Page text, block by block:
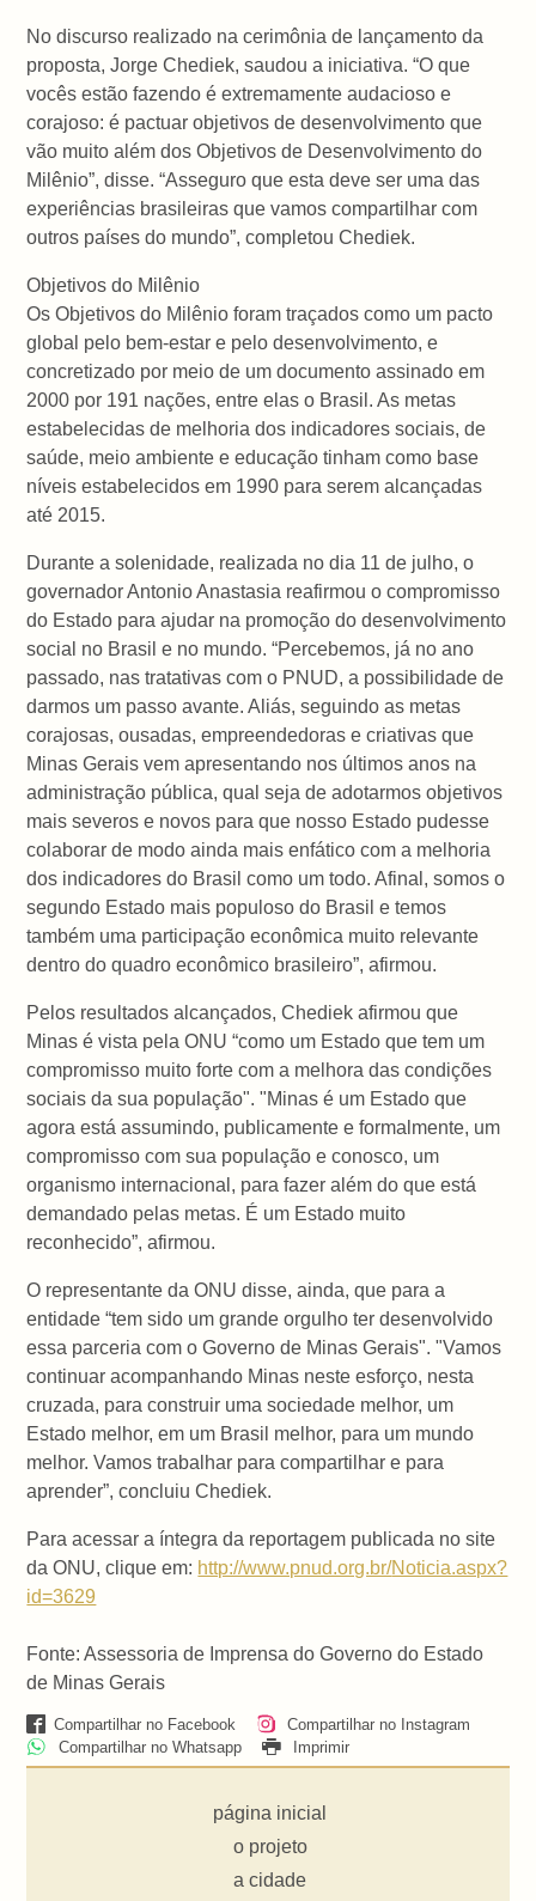
No discurso realizado na cerimônia de lançamento da
proposta, Jorge Chediek, saudou a iniciativa. “O que
vocês estão fazendo é extremamente audacioso e
corajoso: é pactuar objetivos de desenvolvimento que
vão muito além dos Objetivos de Desenvolvimento do
Milênio”, disse. “Asseguro que esta deve ser uma das
experiências brasileiras que vamos compartilhar com
outros países do mundo”, completou Chediek.
Objetivos do Milênio
Os Objetivos do Milênio foram traçados como um pacto
global pelo bem-estar e pelo desenvolvimento, e
concretizado por meio de um documento assinado em
2000 por 191 nações, entre elas o Brasil. As metas
estabelecidas de melhoria dos indicadores sociais, de
saúde, meio ambiente e educação tinham como base
níveis estabelecidos em 1990 para serem alcançadas
até 2015.
Durante a solenidade, realizada no dia 11 de julho, o
governador Antonio Anastasia reafirmou o compromisso
do Estado para ajudar na promoção do desenvolvimento
social no Brasil e no mundo. “Percebemos, já no ano
passado, nas tratativas com o PNUD, a possibilidade de
darmos um passo avante. Aliás, seguindo as metas
corajosas, ousadas, empreendedoras e criativas que
Minas Gerais vem apresentando nos últimos anos na
administração pública, qual seja de adotarmos objetivos
mais severos e novos para que nosso Estado pudesse
colaborar de modo ainda mais enfático com a melhoria
dos indicadores do Brasil como um todo. Afinal, somos o
segundo Estado mais populoso do Brasil e temos
também uma participação econômica muito relevante
dentro do quadro econômico brasileiro”, afirmou.
Pelos resultados alcançados, Chediek afirmou que
Minas é vista pela ONU “como um Estado que tem um
compromisso muito forte com a melhora das condições
sociais da sua população". "Minas é um Estado que
agora está assumindo, publicamente e formalmente, um
compromisso com sua população e conosco, um
organismo internacional, para fazer além do que está
demandado pelas metas. É um Estado muito
reconhecido”, afirmou.
O representante da ONU disse, ainda, que para a
entidade “tem sido um grande orgulho ter desenvolvido
essa parceria com o Governo de Minas Gerais". "Vamos
continuar acompanhando Minas neste esforço, nesta
cruzada, para construir uma sociedade melhor, um
Estado melhor, em um Brasil melhor, para um mundo
melhor. Vamos trabalhar para compartilhar e para
aprender”, concluiu Chediek.
Para acessar a íntegra da reportagem publicada no site
da ONU, clique em: http://www.pnud.org.br/Noticia.aspx?
id=3629
Fonte: Assessoria de Imprensa do Governo do Estado
de Minas Gerais
Compartilhar no Facebook
Compartilhar no Instagram
Compartilhar no Whatsapp
Imprimir
página inicial
o projeto
a cidade